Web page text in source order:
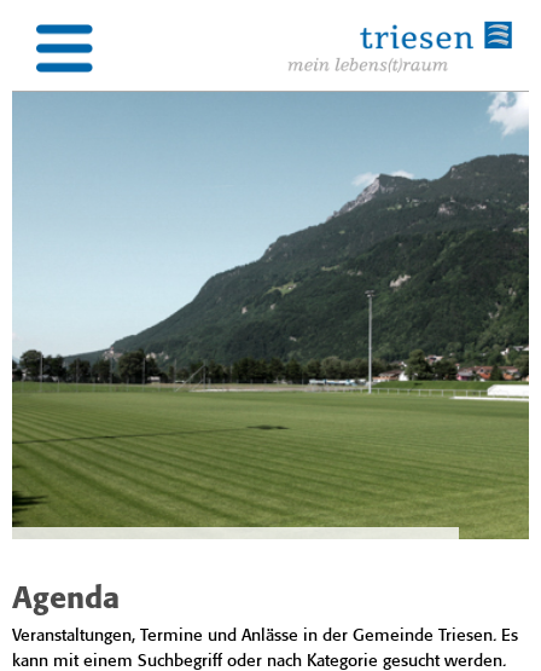
Agenda
Veranstaltungen, Termine und Anlässe in der Gemeinde Triesen. Es
kann mit einem Suchbegriff oder nach Kategorie gesucht werden.